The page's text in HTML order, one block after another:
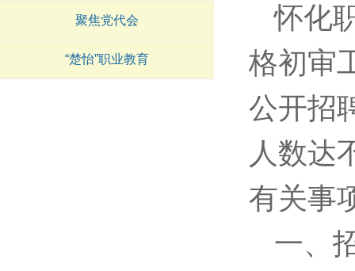
聚焦党代会
“楚怡”职业教育
怀化
格初审
公开招
人数达
有关事
一、